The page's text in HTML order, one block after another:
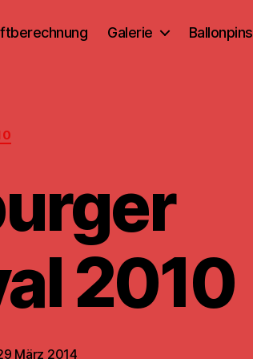
Galerie Ballonpins
2010
März 2014